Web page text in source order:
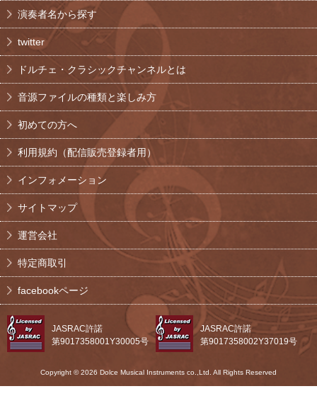
演奏者名から探す
twitter
ドルチェ・クラシックチャンネルとは
音源ファイルの種類と楽しみ方
初めての方へ
利用規約（配信販売登録者用）
インフォメーション
サイトマップ
運営会社
特定商取引
facebookページ
JASRAC許諾
第9017358001Y30005号
JASRAC許諾
第9017358002Y37019号
Copyright © 2026 Dolce Musical Instruments co.,Ltd. All Rights Reserved